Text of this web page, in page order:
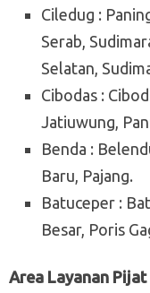
Ciledug :
Serab,
Selatan,
Cibodas :
Jatiuwung,
Benda :
Baru, Pajang.
Batuceper :
Besar, Poris
Area Layanan